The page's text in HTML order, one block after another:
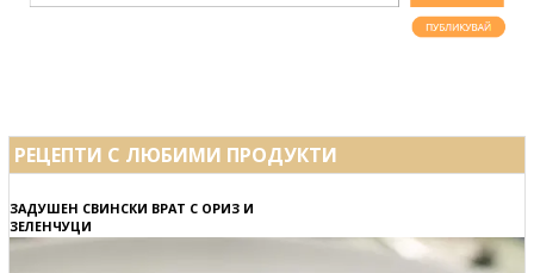
РЕЦЕПТИ С ЛЮБИМИ ПРОДУКТИ
ЗАДУШЕН СВИНСКИ ВРАТ С ОРИЗ И
ЗЕЛЕНЧУЦИ